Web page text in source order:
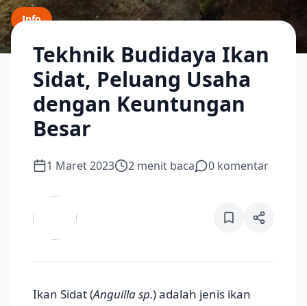
Info
Tekhnik Budidaya Ikan
Sidat, Peluang Usaha
dengan Keuntungan
Besar
1 Maret 2023 2 menit baca 0 komentar
Ikan Sidat (Anguilla sp.) adalah jenis ikan